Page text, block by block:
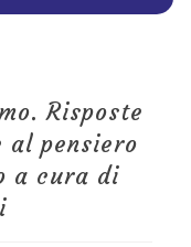
Risposte
pensiero
a cura di